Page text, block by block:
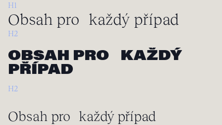
H1
Obsah pro každý případ
H2
OBSAH PRO KAŽDÝ
PŘÍPAD
H2
Obsah pro každý případ